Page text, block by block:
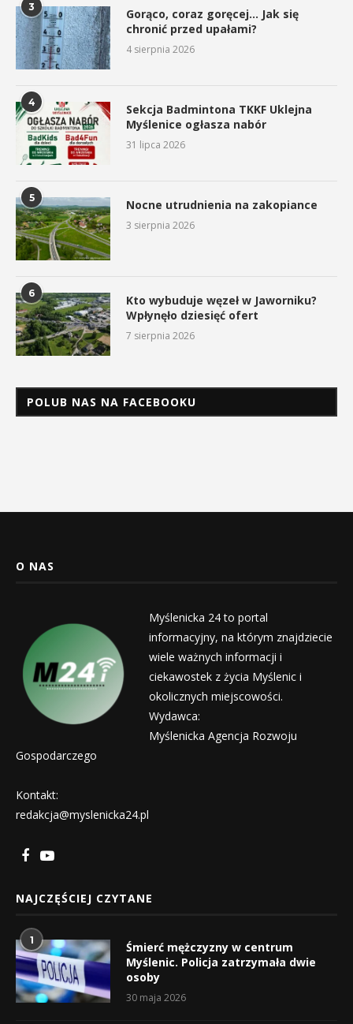
3
Gorąco, coraz goręcej… Jak się
chronić przed upałami?
4 sierpnia 2026
4
Sekcja Badmintona TKKF Uklejna
Myślenice ogłasza nabór
31 lipca 2026
5 Nocne utrudnienia na zakopiance
3 sierpnia 2026
6
Kto wybuduje węzeł w Jaworniku?
Wpłynęło dziesięć ofert
7 sierpnia 2026
POLUB NAS NA FACEBOOKU
O NAS
Myślenicka 24 to portal
informacyjny, na którym znajdziecie
wiele ważnych informacji i
ciekawostek z życia Myślenic i
okolicznych miejscowości.
Wydawca:
Myślenicka Agencja Rozwoju
Gospodarczego
Kontakt:
redakcja@myslenicka24.pl
NAJCZĘŚCIEJ CZYTANE
1
Śmierć mężczyzny w centrum
Myślenic. Policja zatrzymała dwie
osoby
30 maja 2026